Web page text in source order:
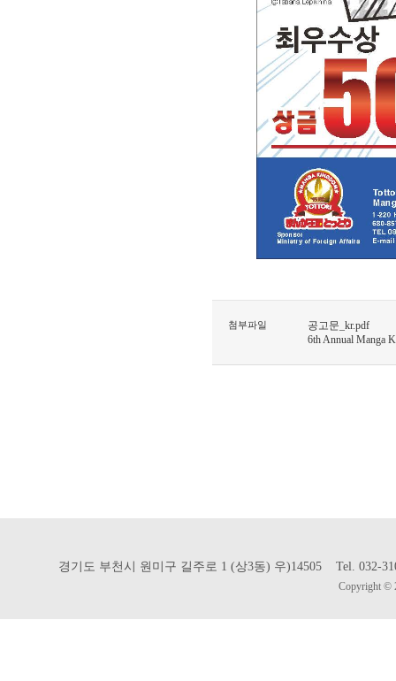
첨부파일
공고문_kr.pdf
6th Annual Manga
경기도 부천시 원미구 길주로 1 (상3동) 우)14505 Tel.
Copyright ©